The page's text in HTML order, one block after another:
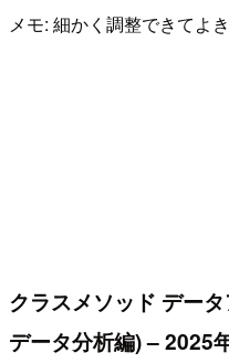
メモ: 細かく調整できてよき
クラスメソッド デー
データ分析編) – 2025